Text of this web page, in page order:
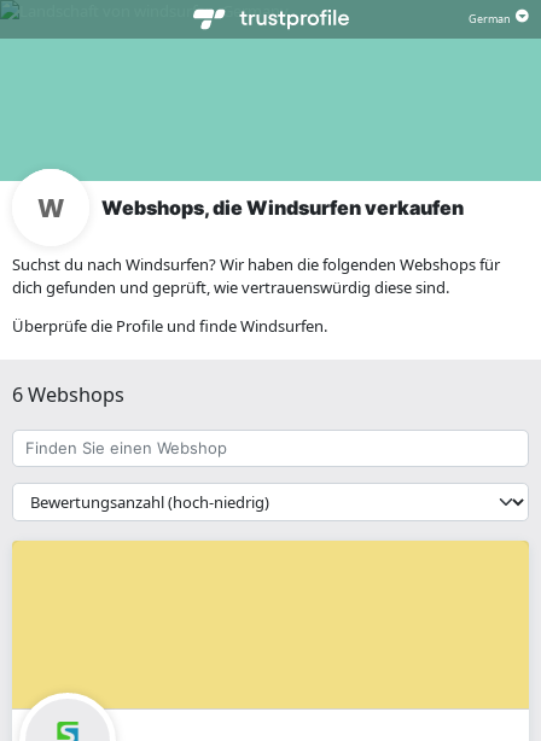
Webshops, die Windsurfen verkaufen
Suchst du nach Windsurfen? Wir haben die folgenden Webshops für
dich gefunden und geprüft, wie vertrauenswürdig diese sind.
Überprüfe die Profile und finde Windsurfen.
6 Webshops
Finden
Sie
einen
Webshop
{{
__('Sort')
}}